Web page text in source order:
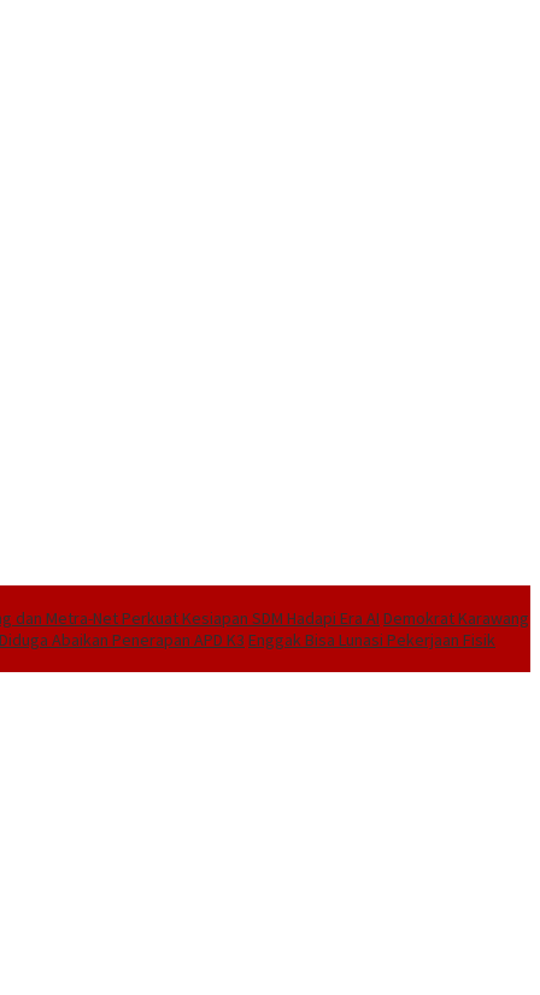
dan Metra-Net Perkuat Kesiapan SDM Hadapi Era AI Demokrat Karawang
Abaikan Penerapan APD K3 Enggak Bisa Lunasi Pekerjaan Fisik